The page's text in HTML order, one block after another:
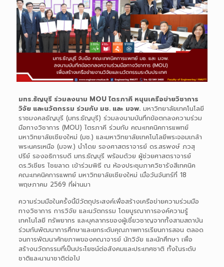
มทร.ธัญบุรี ร่วมลงนาม MOU ไตรภาคี หนุนเครือข่ายวิชาการ
วิจัย และนวัตกรรม ร่วมกับ มช. และ มจพ.มหาวิทยาลัยเทคโนโลยี
ราชมงคลธัญบุรี (มทร.ธัญบุรี) ร่วมลงนามบันทึกข้อตกลงความร่วม
มือทางวิชาการ (MOU) ไตรภาคี ร่วมกับ คณะเทคนิคการแพทย์
มหาวิทยาลัยเชียงใหม่ (มช.) และมหาวิทยาลัยเทคโนโลยีพระจอมเกล้า
พระนครเหนือ (มจพ.) นำโดย รองศาสตราจารย์ ดร.สรพงษ์ ภวสุ
ปรีย์ รองอธิการบดี มทร.ธัญบุรี พร้อมด้วย ผู้ช่วยศาสตราจารย์
ดร.วิเชียร ไชยลาด เข้าร่วมพิธี ณ ห้องประชุมภาควิชารังสีเทคนิค
คณะเทคนิคการแพทย์ มหาวิทยาลัยเชียงใหม่ เมื่อวันจันทร์ที่ 18
พฤษภาคม 2569 ที่ผ่านมา
ความร่วมมือในครั้งนี้มีวัตถุประสงค์เพื่อสร้างเครือข่ายความร่วมมือ
ทางวิชาการ การวิจัย และนวัตกรรม โดยบูรณาการองค์ความรู้
เทคโนโลยี ทรัพยากร และบุคลากรของผู้เชี่ยวชาญจากทั้งสามสถาบัน
ร่วมกันพัฒนาการศึกษาและยกระดับคุณภาพการเรียนการสอน ตลอด
จนการพัฒนาศักยภาพของคณาจารย์ นักวิจัย และนักศึกษา เพื่อ
สร้างนวัตกรรมที่เป็นประโยชน์ต่อสังคมและประเทศชาติ ทั้งในระดับ
ชาติและนานาชาติต่อไป